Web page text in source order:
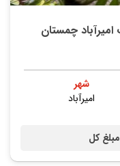
شهر
امیرآباد
مبلغ کل